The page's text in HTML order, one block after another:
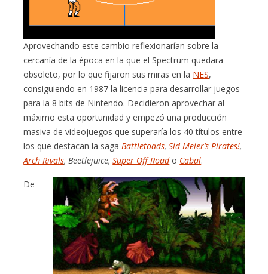
Aprovechando este cambio reflexionarían sobre la
cercanía de la época en la que el Spectrum quedara
obsoleto, por lo que fijaron sus miras en la NES,
consiguiendo en 1987 la licencia para desarrollar juegos
para la 8 bits de Nintendo. Decidieron aprovechar al
máximo esta oportunidad y empezó una producción
masiva de videojuegos que superaría los 40 títulos entre
los que destacan la saga Battletoads,Sid Meier’s Pirates!,
Arch Rivals, Beetlejuice,Super Off Roado Cabal.
De